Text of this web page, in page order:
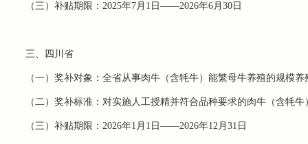
（三）补贴期限：2025年7月1日——2026年6月30日
三、四川省
（一）奖补对象：全省从事肉牛（含牦牛）能繁母牛养殖的规模
（二）奖补标准：对实施人工授精并符合品种要求的肉牛（含牦
（三）补贴期限：2026年1月1日——2026年12月31日